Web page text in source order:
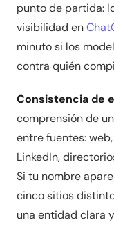
punto de partida:
visibilidad en
minuto si los
contra quién
Consistencia de
comprensión de
entre fuentes:
LinkedIn,
Si tu nombre
cinco sitios
una entidad clara